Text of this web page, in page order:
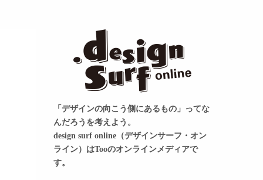
「デザインの向こう側にあるもの」ってな
んだろうを考えよう。
design surf online（デザインサーフ・オン
ライン）はTooのオンラインメディアで
す。